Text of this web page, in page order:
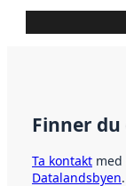
Finner
Ta kontakt med
Datalandsbyen.